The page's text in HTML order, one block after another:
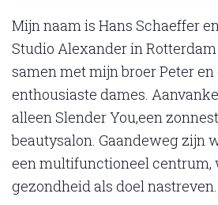
Mijn naam is Hans Schaeffer
Studio Alexander in
samen met mijn broer Peter
enthousiaste dames.
alleen Slender You,een
beautysalon. Gaandeweg zijn
een multifunctioneel centrum,
gezondheid als doel nastreven.